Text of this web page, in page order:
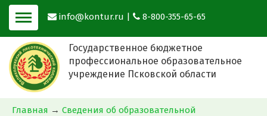
info@kontur.ru | 8-800-355-65-65
Государственное бюджетное
профессиональное образовательное
учреждение Псковской области
Главная → Сведения об образовательной